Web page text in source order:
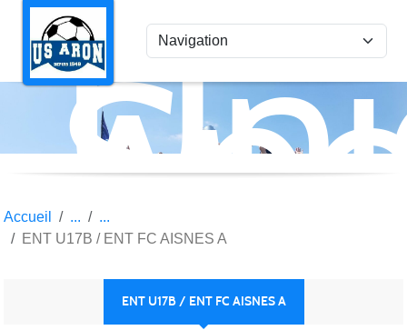
Accueil
ENT U17B / ENT FC AISNES A
ENT U17B / ENT FC AISNES A
Panneau de gestion des cookies